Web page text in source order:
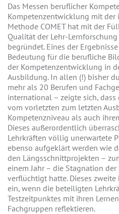
Das Messen beruflicher
Kompetenzentwicklung mit
Methode COMET hat mit der
Qualität der Lehr-
begründet. Eines der
Bedeutung für die berufliche
der Kompetenzentwicklung in
Ausbildung. In allen (!) bisher
mehr als 20 Berufen und
international – zeigte sich,
vom vorletzten zum letzten
Kompetenzniveau als auch
Dieses außerordentlich
Lehrkräften völlig unerwartete
ebenso aufgeklärt werden wie
den Längsschnittprojekten –
einem Jahr – die Stagnation
verflüchtigt hatte. Dieses
ein, wenn die beteiligten
Testzeitpunktes mit ihren
Fachgruppen reflektieren.